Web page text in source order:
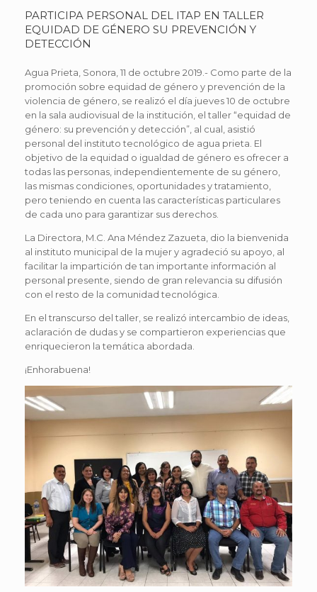
PARTICIPA PERSONAL DEL ITAP EN TALLER
EQUIDAD DE GÉNERO SU PREVENCIÓN Y
DETECCIÓN
Agua Prieta, Sonora, 11 de octubre 2019.- Como parte de la
promoción sobre equidad de género y prevención de la
violencia de género, se realizó el día jueves 10 de octubre
en la sala audiovisual de la institución, el taller “equidad de
género: su prevención y detección”, al cual, asistió
personal del instituto tecnológico de agua prieta. El
objetivo de la equidad o igualdad de género es ofrecer a
todas las personas, independientemente de su género,
las mismas condiciones, oportunidades y tratamiento,
pero teniendo en cuenta las características particulares
de cada uno para garantizar sus derechos.
La Directora, M.C. Ana Méndez Zazueta, dio la bienvenida
al instituto municipal de la mujer y agradeció su apoyo, al
facilitar la impartición de tan importante información al
personal presente, siendo de gran relevancia su difusión
con el resto de la comunidad tecnológica.
En el transcurso del taller, se realizó intercambio de ideas,
aclaración de dudas y se compartieron experiencias que
enriquecieron la temática abordada.
¡Enhorabuena!